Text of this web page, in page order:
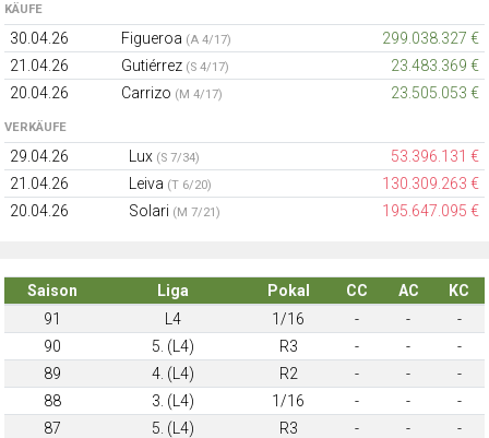
KÄUFE
30.04.26 Figueroa (A 4/17)
299.038.327 €
21.04.26
Gutiérrez (S 4/17)
23.483.369 €
20.04.26
Carrizo (M 4/17) 23.505.053 €
VERKÄUFE
29.04.26 Lux (S 7/34)
53.396.131 €
21.04.26
Leiva (T 6/20)
130.309.263 €
20.04.26
Solari (M 7/21) 195.647.095 €
Saison Liga Pokal CC AC
KC
91
L4 1/16 - -
-
90
5. (L4) R3 - -
-
89
4. (L4) R2 - -
-
88
3. (L4) 1/16 - -
-
87
5. (L4) R3 - -
-